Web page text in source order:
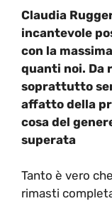
Claudia
incantevole
con la
quanti noi. Da
soprattutto
affatto della
cosa del
superata
Tanto è vero
rimasti